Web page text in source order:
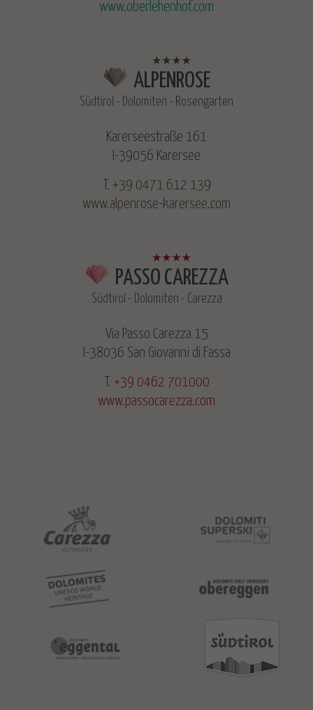
www.oberlehenhof.com
ALPENROSE
Südtirol - Dolomiten - Rosengarten
Karerseestraße 161
I-39056 Karersee
T. +39 0471 612 139
www.alpenrose-karersee.com
PASSO CAREZZA
Südtirol - Dolomiten - Carezza
Via Passo Carezza 15
I-38036 San Giovanni di Fassa
T. +39 0462 701000
www.passocarezza.com